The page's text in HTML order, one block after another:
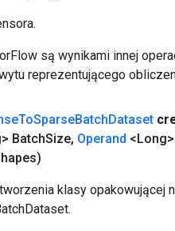
są wynikami innej
reprezentującego
ToSparseBatchDataset
BatchSize, Operand
klasy opakowującej